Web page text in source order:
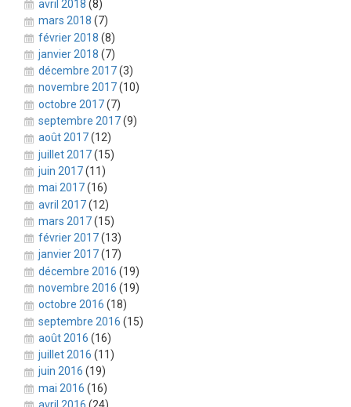
avril 2018 (8)
mars 2018 (7)
février 2018 (8)
janvier 2018 (7)
décembre 2017(3)
novembre 2017(10)
octobre 2017(7)
septembre 2017(9)
août 2017(12)
juillet 2017(15)
juin 2017(11)
mai 2017(16)
avril 2017(12)
mars 2017(15)
février 2017(13)
janvier 2017(17)
décembre 2016 (19)
novembre 2016 (19)
octobre 2016 (18)
septembre 2016 (15)
août 2016 (16)
juillet 2016 (11)
juin 2016 (19)
mai 2016 (16)